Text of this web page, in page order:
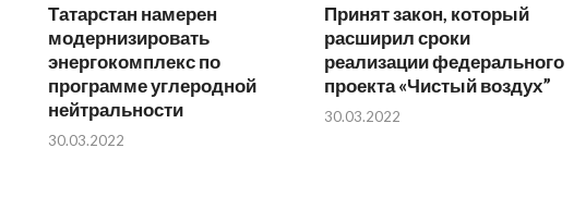
Татарстан намерен
модернизировать
энергокомплекс по
программе углеродной
нейтральности
30.03.2022
Принят закон, который
расширил сроки
реализации федерального
проекта «Чистый воздух”
30.03.2022